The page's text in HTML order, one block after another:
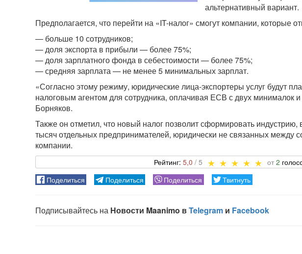
альтернативный вариант.
Предполагается, что перейти на «IT-налог» смогут компании, которые
— больше 10 сотрудников;
— доля экспорта в прибыли — более 75%;
— доля зарплатного фонда в себестоимости — более 75%;
— средняя зарплата — не менее 5 минимальных зарплат.
«Согласно этому режиму, юридические лица-экспортеры услуг будут
налоговым агентом для сотрудника, оплачивая ЕСВ с двух минималок
Борняков.
Также он отметил, что новый налог позволит сформировать индустрию,
тысяч отдельных предпринимателей, юридически не связанных между
компании.
5,0 2